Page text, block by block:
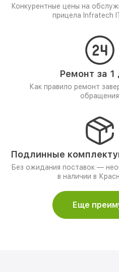
Конкурентные цены на
прицела Infratech
Ремонт за 1
Как правило ремонт
обращения
Подлинные
Без ожидания поставок —
в наличии в
Еще